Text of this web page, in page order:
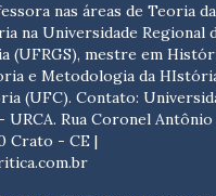
nas áreas de Teoria
na Universidade Regional
(UFRGS), mestre em
e Metodologia da
(UFC). Contato:
Rua Coronel Antônio
Crato - CE |